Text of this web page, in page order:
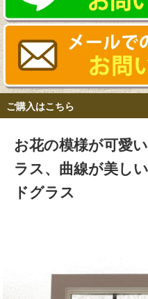
ご購入はこちら
お花の模様が可愛
ラス、曲線が美し
ドグラス